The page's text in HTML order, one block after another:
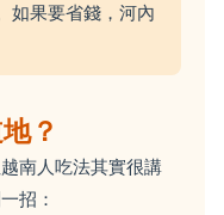
如果要省錢，河內
？
南人吃法其實很講
招：